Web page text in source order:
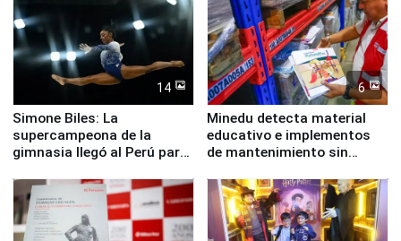
14
Simone Biles: La
supercampeona de la
gimnasia llegó al Perú para
Panamericanos Lima 2027
6
Minedu detecta material
educativo e implementos
de mantenimiento sin
la UGEL 2